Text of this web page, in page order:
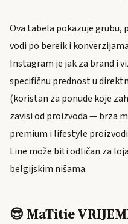
Ova tabela pokazuje grubu,
vodi po bereik i
Instagram je jak za brand i
specifičnu prednost u
(koristan za ponude koje
zavisi od proizvoda — brza
premium i lifestyle
Line može biti odličan za
belgijskim nišama.
😎 MaTitie